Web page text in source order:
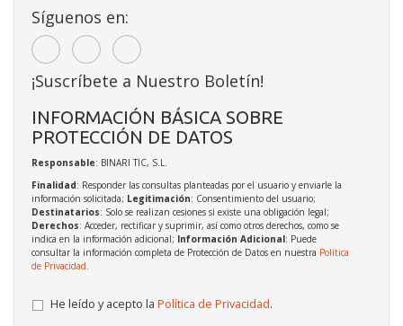
Síguenos en:
¡Suscríbete a Nuestro Boletín!
INFORMACIÓN BÁSICA SOBRE
PROTECCIÓN DE DATOS
Responsable: BINARI TIC, S.L.
Finalidad: Responder las consultas planteadas por el usuario y enviarle la
información solicitada; Legitimación: Consentimiento del usuario;
Destinatarios: Solo se realizan cesiones si existe una obligación legal;
Derechos: Acceder, rectificar y suprimir, así como otros derechos, como se
indica en la información adicional; Información Adicional: Puede
consultar la información completa de Protección de Datos en nuestra Política
de Privacidad
He leído y acepto la Política de Privacidad.